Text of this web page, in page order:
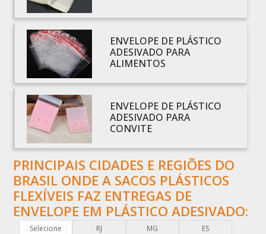
BOBINAS PLÁSTICAS PARA EMBALAGENS
BOBINAS PLÁSTICAS PARA FABRICAR SACOLAS
BOBINAS PLÁSTICAS PERSONALIZADAS
BOBINAS PLÁSTICAS PICOTADAS
BOBINAS PLÁSTICAS RECICLADAS
BOBINAS PLÁSTICAS TÉCNICAS
CAIXA EMBALAGEM PLÁSTICA TRANSPARENTE
COMERCIO DE EMBALAGENS PLÁSTICAS
COMPRA DE EMBALAGENS PLÁSTICAS
COMPRAR EMBALAGENS PLÁSTICAS
COMPRAR ENVELOPE DE PLÁSTICO CORREIOS
ENVELOPE DE PLÁSTICO
ADESIVADO PARA
ALIMENTOS
ENVELOPE DE PLÁSTICO
ADESIVADO PARA
CONVITE
PRINCIPAIS CIDADES E REGIÕES DO
BRASIL ONDE A SACOS PLÁSTICOS
FLEXÍVEIS FAZ ENTREGAS DE
ENVELOPE EM PLÁSTICO ADESIVADO:
Selecione RJ MG
ES